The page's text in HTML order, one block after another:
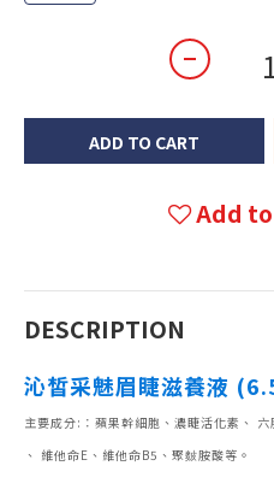
ADD TO CART
Add
DESCRIPTION
沁皙采魅眉睫滋養液
主要成分:：蘋果幹細胞、濃睫活化素、
、 維他命E、維他命B5、聚麬胺酸等。